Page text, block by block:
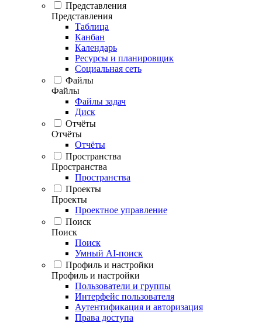
Представления
Представления
Таблица
Канбан
Календарь
Ресурсы и планировщик
Социальная сеть
Файлы
Файлы
Файлы задач
Диск
Отчёты
Отчёты
Отчёты
Пространства
Пространства
Пространства
Проекты
Проекты
Проектное управление
Поиск
Поиск
Поиск
Умный AI-поиск
Профиль и настройки
Профиль и настройки
Пользователи и группы
Интерфейс пользователя
Аутентификация и авторизация
Права доступа